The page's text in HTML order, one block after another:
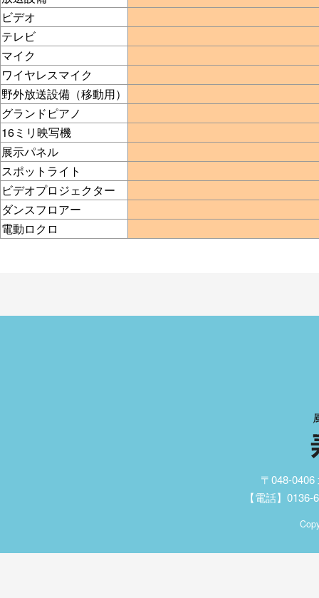
ビデオ
テレビ
マイク
ワイヤレスマイク
野外放送設備（移動用）
グランドピアノ
16ミリ映写機
展示パネル
スポットライト
ビデオプロジェクター
ダンスフロアー
電動ロクロ
〒048-
【電話】